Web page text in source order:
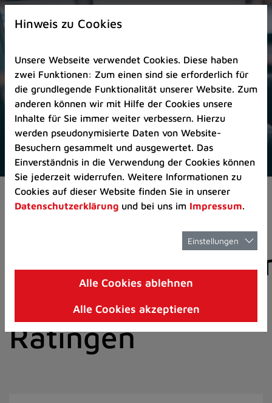
Zur
Startseite
Zum
Seitenanfang
springen
(Schnelltaste
A)
Zur
Navigation/Menü
springen
(Schnelltaste
M)
Zur
8)
I)
Pressemeldungen
der Stadt
Ratingen
Hinweis zu Cookies
Unsere Webseite verwendet Cookies. Diese haben
zwei Funktionen: Zum einen sind sie erforderlich für
die grundlegende Funktionalität unserer Website. Zum
anderen können wir mit Hilfe der Cookies unsere
Inhalte für Sie immer weiter verbessern. Hierzu
werden pseudonymisierte Daten von Website-
Besuchern gesammelt und ausgewertet. Das
Einverständnis in die Verwendung der Cookies können
Sie jederzeit widerrufen. Weitere Informationen zu
Cookies auf dieser Website finden Sie in unserer
Datenschutzerklärung und bei uns im Impressum.
Einstellungen
Alle Cookies ablehnen
Alle Cookies akzeptieren